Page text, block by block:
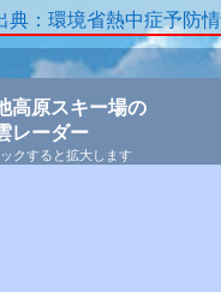
：環境省熱中症予防情
高原スキー場の
レーダー
クすると拡大します